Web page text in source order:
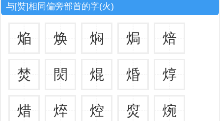
与[焋]相同偏旁部首的字(火)
焔 焕 焖 焗 焙
焚 焛 焜 焝 焞
焟 焠 焢 焤 焥